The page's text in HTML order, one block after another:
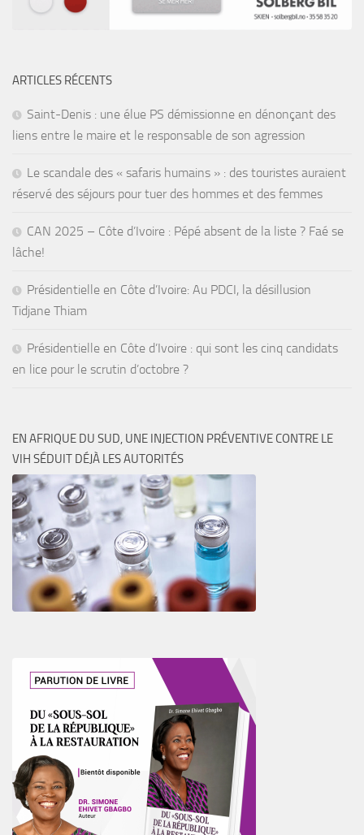
ARTICLES RÉCENTS
Saint-Denis : une élue PS démissionne en dénonçant des
liens entre le maire et le responsable de son agression
Le scandale des « safaris humains » : des touristes auraient
réservé des séjours pour tuer des hommes et des femmes
CAN 2025 – Côte d’Ivoire : Pépé absent de la liste ? Faé se
lâche!
Présidentielle en Côte d’Ivoire: Au PDCI, la désillusion
Tidjane Thiam
Présidentielle en Côte d’Ivoire : qui sont les cinq candidats
en lice pour le scrutin d’octobre ?
EN AFRIQUE DU SUD, UNE INJECTION PRÉVENTIVE CONTRE LE
VIH SÉDUIT DÉJÀ LES AUTORITÉS